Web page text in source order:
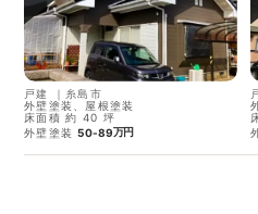
戸建 ｜ 糸島市
外壁塗装、屋根塗装
床面積 約 40 坪
外壁塗装 50-89万円